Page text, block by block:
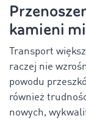
kamieni
Transport
raczej nie
powodu
również
nowych,